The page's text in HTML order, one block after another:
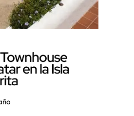
en la Isla